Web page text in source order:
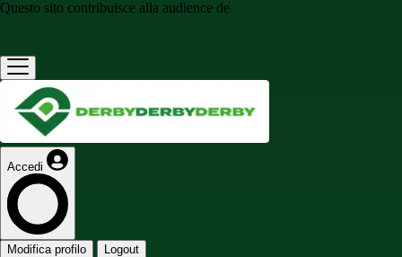
Questo sito contribuisce alla audience de
Accedi
Modifica profilo Logout